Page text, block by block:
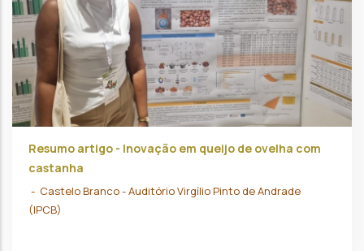
Resumo artigo - Inovação em queijo de ovelha com
castanha
- Castelo Branco - Auditório Virgílio Pinto de Andrade
(IPCB)